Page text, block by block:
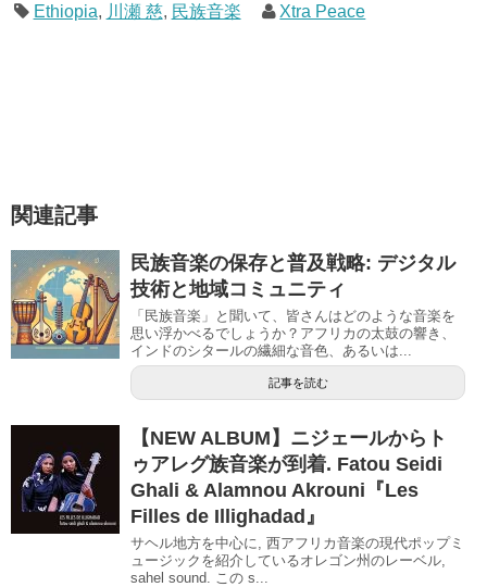
Ethiopia, 川瀬 慈, 民族音楽 Xtra Peace
関連記事
民族音楽の保存と普及戦略: デジタル
技術と地域コミュニティ
「民族音楽」と聞いて、皆さんはどのような音楽を
思い浮かべるでしょうか？アフリカの太鼓の響き、
インドのシタールの繊細な音色、あるいは...
記事を読む
【NEW ALBUM】ニジェールからト
ゥアレグ族音楽が到着. Fatou Seidi
Ghali & Alamnou Akrouni『Les
Filles de Illighadad』
サヘル地方を中心に, 西アフリカ音楽の現代ポップミ
ュージックを紹介しているオレゴン州のレーベル,
sahel sound. この s...